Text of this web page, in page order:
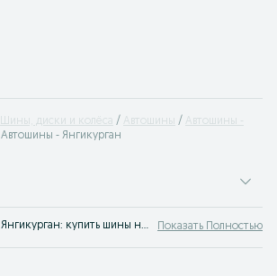
Шины, диски и колёса Автошины
Автошины -
Автошины - Янгикурган
Автошины БУ и новые Янгикурган: купить шины недорого и быстро в сервисе объявлений OLX.uz Янгикурган! Показать Полностью